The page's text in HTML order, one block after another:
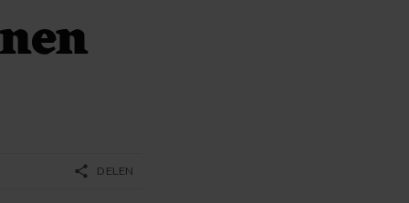
share DELEN